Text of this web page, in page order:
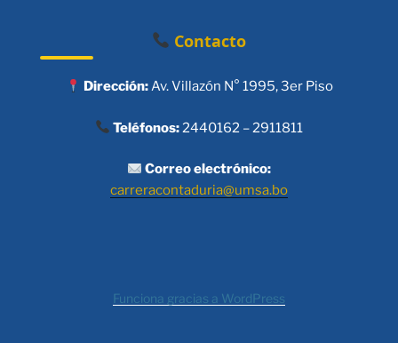
Contacto
Dirección:Av. Villazón N° 1995, 3er Piso
Teléfonos:2440162 – 2911811
Correo electrónico:
carreracontaduria@umsa.bo
Funciona gracias a WordPress